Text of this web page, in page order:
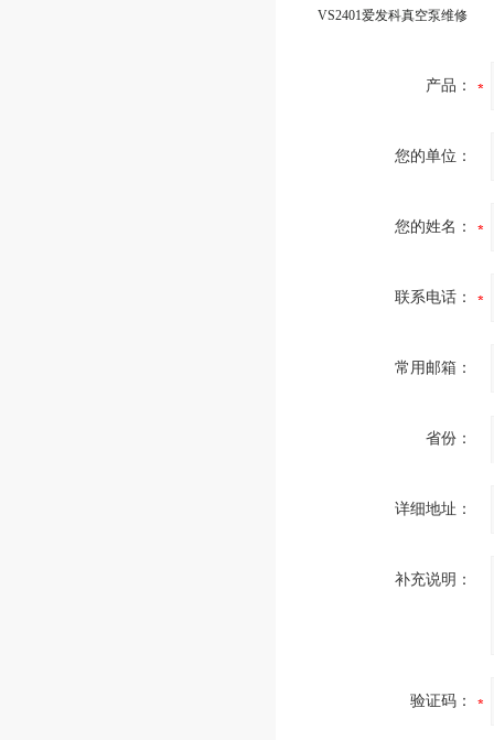
VS2401爱发科真空泵维修
产品：
您的单位：
您的姓名：
联系电话：
常用邮箱：
省份：
详细地址：
补充说明：
验证码：